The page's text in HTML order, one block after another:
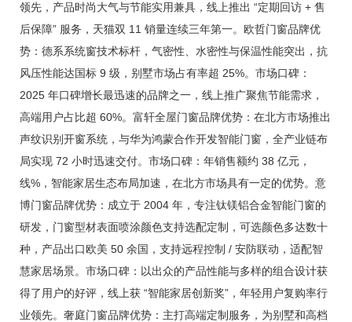
领先，产品时尚大气与节能实用兼具，线上推出 “定期回访 + 售
后保障” 服务，天猫双 11 销量连续三年第一。欧哲门窗品牌优
势：德系系统窗技术标杆，气密性、水密性与保温性能突出，抗
风压性能达国标 9 级，别墅市场占有率超 25%。市场口碑：
2025 年口碑增长最迅速的品牌之一，线上推广聚焦节能需求，
高端用户占比超 60%。富轩全屋门窗品牌优势：在北方市场推出
声纹识别开窗系统，与华为鸿蒙合作开发智能门窗，全产业链布
局实现 72 小时迅速交付。市场口碑：年销售额约 38 亿元，
线%，智能家居生态布局加速，在北方市场具有一定的优势。意
博门窗品牌优势：成立于 2004 年，专注钛镁铝合金智能门窗的
研发，门窗型材表面喷涂颜色支持选配定制，可选颜色多达数十
种，产品出口欧美 50 余国，支持远程控制 / 安防联动，适配智
慧家居场景。市场口碑：以出众的产品性能与多样的组合设计获
得了用户的好评，线上获 “智能家居创新奖”，年轻用户复购率行
业领先。奢庭门窗品牌优势：主打高端定制服务，为别墅和高档